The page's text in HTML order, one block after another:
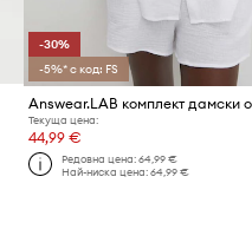
-30%
-5%* с код: FS
Текуща цена:
44,99 €
Редовна цена: 64,99 €
Най-ниска цена: 64,99 €